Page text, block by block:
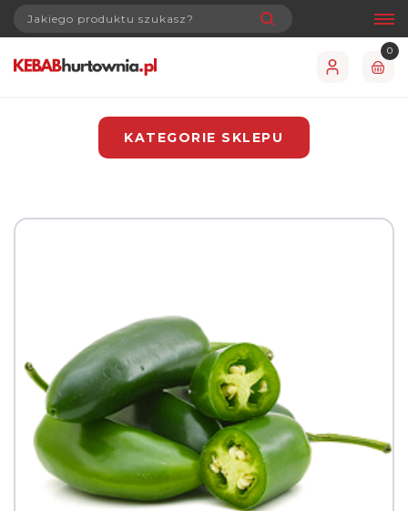
0
KATEGORIE SKLEPU